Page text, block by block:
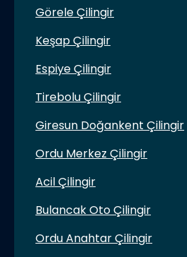
Görele Çilingir
Keşap Çilingir
Espiye Çilingir
Tirebolu Çilingir
Giresun Doğankent Çilingir
Ordu Merkez Çilingir
Acil Çilingir
Bulancak Oto Çilingir
Ordu Anahtar Çilingir